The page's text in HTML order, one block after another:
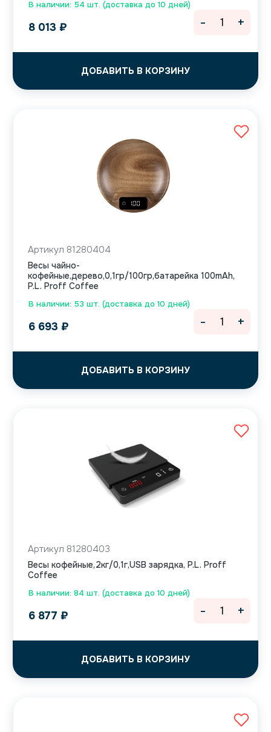
В наличии: 54 шт. (доставка до 10 дней)
8 013 ₽
ДОБАВИТЬ В КОРЗИНУ
- +
В наличии: 53 шт. (доставка до 10 дней)
Артикул 81280404
Весы чайно-
кофейные,дерево,0,1гр/100гр,батарейка 100mAh,
P.L. Proff Coffee
6 693 ₽
ДОБАВИТЬ В КОРЗИНУ
- +
В наличии: 84 шт. (доставка до 10 дней)
Артикул 81280403
Весы кофейные,2кг/0,1г,USB зарядка, P.L. Proff
Coffee
6 877 ₽
ДОБАВИТЬ В КОРЗИНУ
- +